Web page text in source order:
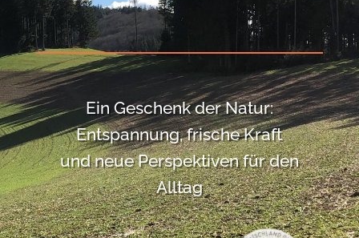
Ein Geschenk der Natur:
Entspannung, frische Kraft
und neue Perspektiven für den
Alltag